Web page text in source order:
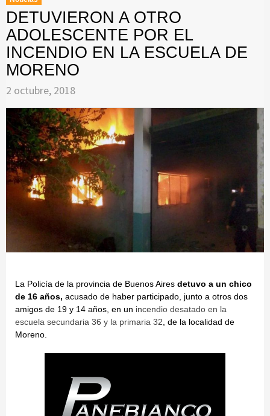
DETUVIERON A OTRO
ADOLESCENTE POR EL
INCENDIO EN LA ESCUELA DE
MORENO
2 octubre, 2018
La Policía de la provincia de Buenos Aires detuvo a un chico
de 16 años, acusado de haber participado, junto a otros dos
amigos de 19 y 14 años, en un incendio desatado en la
escuela secundaria 36 y la primaria 32 , de la localidad de
Moreno.